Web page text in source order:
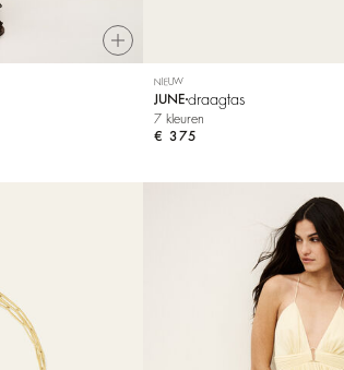
NIEUW
JUNE draagtas
7 kleuren
€ 375